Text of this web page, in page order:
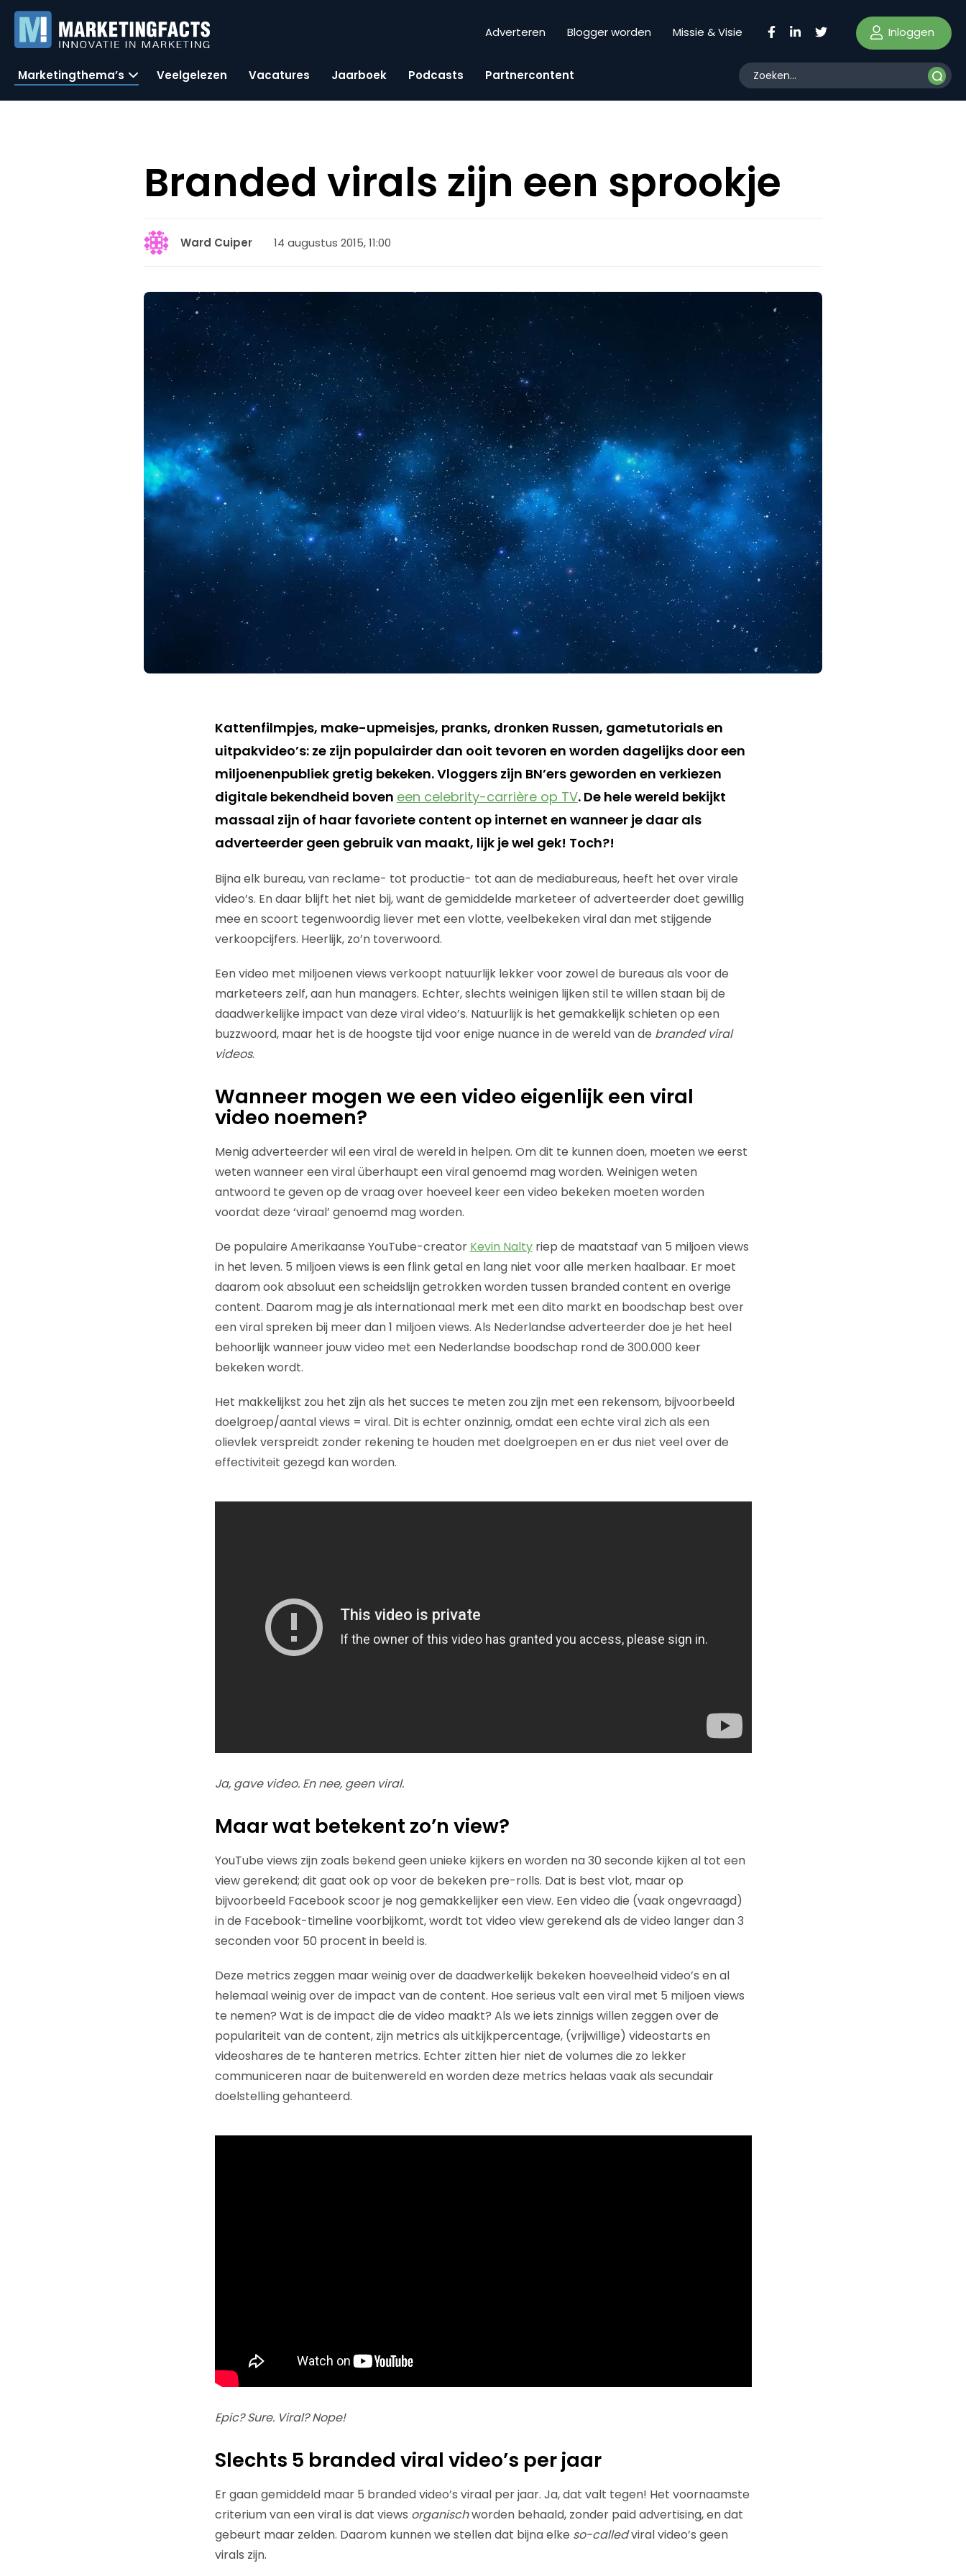
Adverteren Blogger worden Missie & Visie Inloggen
Marketingthema’s Veelgelezen Vacatures Jaarboek Podcasts Partnercontent
Branded virals zijn een sprookje
Ward Cuiper 14 augustus 2015, 11:00
Kattenfilmpjes, make-upmeisjes, pranks, dronken Russen, gametutorials en
uitpakvideo’s: ze zijn populairder dan ooit tevoren en worden dagelijks door een
miljoenenpubliek gretig bekeken. Vloggers zijn BN’ers geworden en verkiezen
digitale bekendheid boven een celebrity-carrière op TV. De hele wereld bekijkt
massaal zijn of haar favoriete content op internet en wanneer je daar als
adverteerder geen gebruik van maakt, lijk je wel gek! Toch?!
Bijna elk bureau, van reclame- tot productie- tot aan de mediabureaus, heeft het over virale
video’s. En daar blijft het niet bij, want de gemiddelde marketeer of adverteerder doet gewillig
mee en scoort tegenwoordig liever met een vlotte, veelbekeken viral dan met stijgende
verkoopcijfers. Heerlijk, zo’n toverwoord.
Een video met miljoenen views verkoopt natuurlijk lekker voor zowel de bureaus als voor de
marketeers zelf, aan hun managers. Echter, slechts weinigen lijken stil te willen staan bij de
daadwerkelijke impact van deze viral video’s. Natuurlijk is het gemakkelijk schieten op een
buzzwoord, maar het is de hoogste tijd voor enige nuance in de wereld van de branded viral
videos.
Wanneer mogen we een video eigenlijk een viral
video noemen?
Menig adverteerder wil een viral de wereld in helpen. Om dit te kunnen doen, moeten we eerst
weten wanneer een viral überhaupt een viral genoemd mag worden. Weinigen weten
antwoord te geven op de vraag over hoeveel keer een video bekeken moeten worden
voordat deze ‘viraal’ genoemd mag worden.
De populaire Amerikaanse YouTube-creator Kevin Naltyriep de maatstaaf van 5 miljoen views
in het leven. 5 miljoen views is een flink getal en lang niet voor alle merken haalbaar. Er moet
daarom ook absoluut een scheidslijn getrokken worden tussen branded content en overige
content. Daarom mag je als internationaal merk met een dito markt en boodschap best over
een viral spreken bij meer dan 1 miljoen views. Als Nederlandse adverteerder doe je het heel
behoorlijk wanneer jouw video met een Nederlandse boodschap rond de 300.000 keer
bekeken wordt.
Het makkelijkst zou het zijn als het succes te meten zou zijn met een rekensom, bijvoorbeeld
doelgroep/aantal views = viral. Dit is echter onzinnig, omdat een echte viral zich als een
olievlek verspreidt zonder rekening te houden met doelgroepen en er dus niet veel over de
effectiviteit gezegd kan worden.
Ja, gave video. En nee, geen viral.
Maar wat betekent zo’n view?
YouTube views zijn zoals bekend geen unieke kijkers en worden na 30 seconde kijken al tot een
view gerekend; dit gaat ook op voor de bekeken pre-rolls. Dat is best vlot, maar op
bijvoorbeeld Facebook scoor je nog gemakkelijker een view. Een video die (vaak ongevraagd)
in de Facebook-timeline voorbijkomt, wordt tot video view gerekend als de video langer dan 3
seconden voor 50 procent in beeld is.
Deze metrics zeggen maar weinig over de daadwerkelijk bekeken hoeveelheid video’s en al
helemaal weinig over de impact van de content. Hoe serieus valt een viral met 5 miljoen views
te nemen? Wat is de impact die de video maakt? Als we iets zinnigs willen zeggen over de
populariteit van de content, zijn metrics als uitkijkpercentage, (vrijwillige) videostarts en
videoshares de te hanteren metrics. Echter zitten hier niet de volumes die zo lekker
communiceren naar de buitenwereld en worden deze metrics helaas vaak als secundair
doelstelling gehanteerd.
Epic? Sure. Viral? Nope!
Slechts 5 branded viral video’s per jaar
Er gaan gemiddeld maar 5 branded video’s viraal per jaar. Ja, dat valt tegen! Het voornaamste
criterium van een viral is dat views organischworden behaald, zonder paid advertising, en dat
gebeurt maar zelden. Daarom kunnen we stellen dat bijna elke so-calledviral video’s geen
virals zijn.